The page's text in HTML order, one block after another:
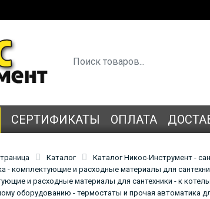
СЕРТИФИКАТЫ ОПЛАТА
Каталог
Каталог Никос-Инструмент -
- комплектующие и расходные материалы для
и расходные материалы для сантехники - к
оборудованию - термостаты и прочая автоматика